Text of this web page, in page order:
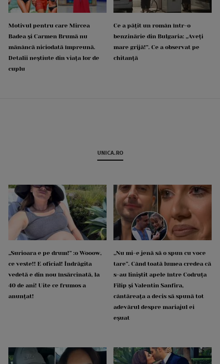
Motivul pentru care Mircea
Badea și Carmen Brumă nu
mănâncă niciodată împreună.
Detalii neștiute din viața lor de
cuplu
Ce a pățit un român într-o
benzinărie din Bulgaria: „Aveți
mare grijă!”. Ce a observat pe
chitanță
UNICA.RO
„Surioara e pe drum!” :o Wooow,
ce veste!! E oficial! Îndrăgita
vedetă e din nou însărcinată, la
40 de ani! Uite ce frumos a
anunțat!
„Nu mi-e jenă să o spun cu voce
tare”. Când toată lumea credea că
s-au liniștit apele între Codruța
Filip și Valentin Sanfira,
cântăreața a decis să spună tot
adevărul despre mariajul ei
eșuat